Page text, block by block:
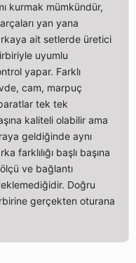
kurmak mümkündür,
yan yana
ait setlerde üretici
uyumlu
yapar. Farklı
cam, marpuç
tek tek
kaliteli olabilir ama
geldiğinde aynı
farklılığı başlı başına
ve bağlantı
Doğru
gerçekten oturana